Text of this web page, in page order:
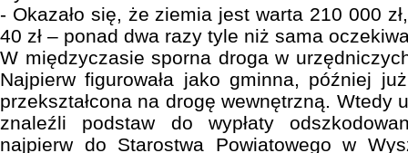
- Okazało się, że ziemia jest warta 210 000
40 zł – ponad dwa razy tyle niż sama
W międzyczasie sporna droga w
Najpierw figurowała jako gminna, później
przekształcona na drogę wewnętrzną. Wtedy
znaleźli podstaw do wypłaty
najpierw do Starostwa Powiatowego w